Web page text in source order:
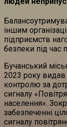
іншим
підприємств
безпеки під час
Бучанський
2023 року
контролю за
сигналу
населення».
забезпеченні
сигналу